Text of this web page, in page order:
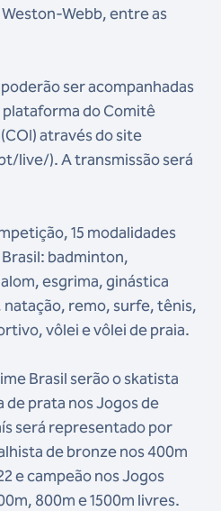
Webb, entre as
ser acompanhadas
plataforma do Comitê
através do site
live/). A transmissão será
15 modalidades
badminton,
esgrima, ginástica
remo, surfe, tênis,
vôlei e vôlei de praia.
Brasil serão o skatista
de prata nos Jogos de
será representado por
de bronze nos 400m
e campeão nos Jogos
800m e 1500m livres.